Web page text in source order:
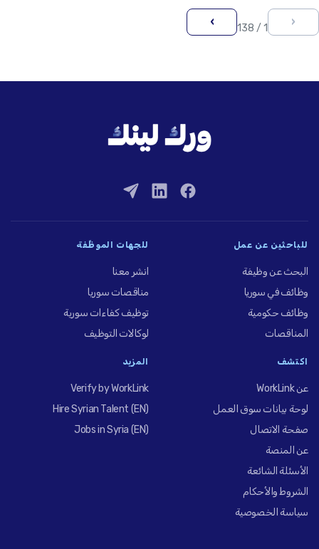
‹
1 / 138
›
للباحثين عن عمل
البحث عن وظيفة
وظائف في سوريا
وظائف حكومية
المناقصات
للجهات الموظِّفة
انشر معنا
مناقصات سوريا
توظيف كفاءات سورية
لوكالات التوظيف
اكتشف
عن WorkLink
لوحة بيانات سوق العمل
صفحة الاتصال
عن المنصة
الأسئلة الشائعة
الشروط والأحكام
سياسة الخصوصية
المزيد
Verify by WorkLink
Hire Syrian Talent (EN)
Jobs in Syria (EN)